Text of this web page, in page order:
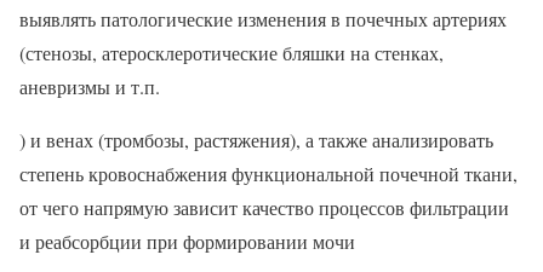
выявлять патологические изменения в почечных артериях
(стенозы, атеросклеротические бляшки на стенках,
аневризмы и т.п.
) и венах (тромбозы, растяжения), а также анализировать
степень кровоснабжения функциональной почечной ткани,
от чего напрямую зависит качество процессов фильтрации
и реабсорбции при формировании мочи